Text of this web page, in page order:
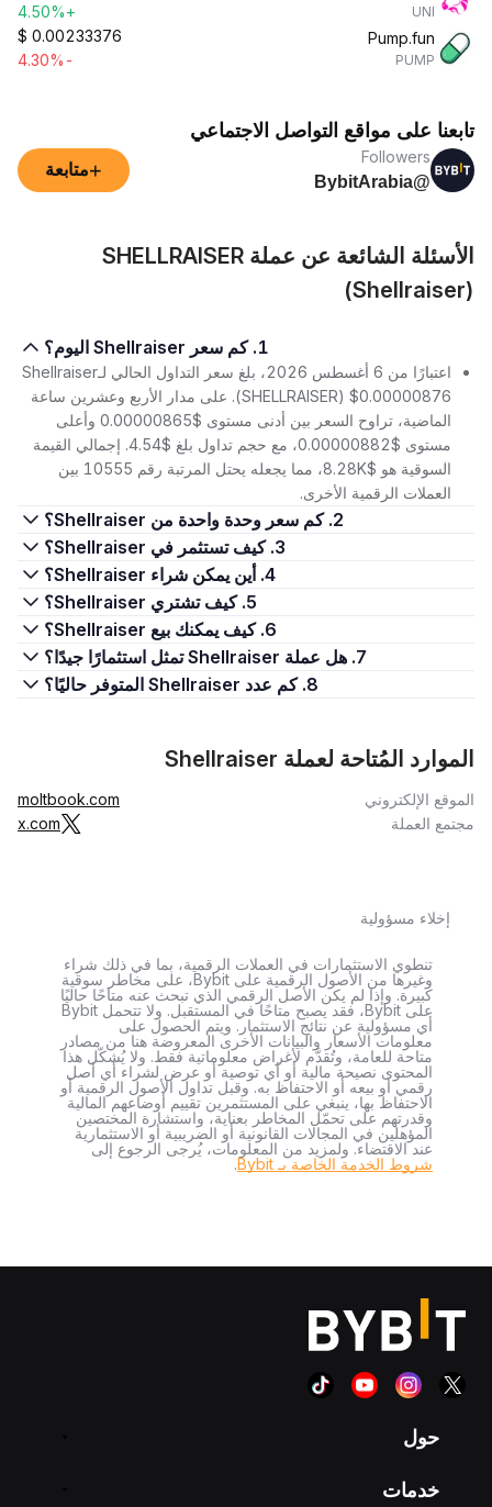
UNI
+4.50%
Pump.fun
PUMP
$ 0.00233376
-4.30%
تابعنا على مواقع التواصل الاجتماعي
Followers
@BybitArabia
+متابعة
الأسئلة الشائعة عن عملة SHELLRAISER
(Shellraiser)
1. كم سعر Shellraiser اليوم؟
اعتبارًا من 6 أغسطس 2026، بلغ سعر التداول الحالي لـShellraiser
(SHELLRAISER) $0.00000876. على مدار الأربع وعشرين ساعة
الماضية، تراوح السعر بين أدنى مستوى $0.00000865 وأعلى
مستوى $0.00000882، مع حجم تداول بلغ $4.54. إجمالي القيمة
السوقية هو $8.28K، مما يجعله يحتل المرتبة رقم 10555 بين
العملات الرقمية الأخرى.
2. كم سعر وحدة واحدة من Shellraiser؟
3. كيف تستثمر في Shellraiser؟
4. أين يمكن شراء Shellraiser؟
5. كيف تشتري Shellraiser؟
6. كيف يمكنك بيع Shellraiser؟
7. هل عملة Shellraiser تمثل استثمارًا جيدًا؟
8. كم عدد Shellraiser المتوفر حاليًا؟
الموارد المُتاحة لعملة Shellraiser
الموقع الإلكتروني
moltbook.com
مجتمع العملة
x.com
إخلاء مسؤولية
تنطوي الاستثمارات في العملات الرقمية، بما في ذلك شراء
وغيرها من الأصول الرقمية على Bybit، على مخاطر سوقية
كبيرة. وإذا لم يكن الأصل الرقمي الذي تبحث عنه متاحًا حاليًا
على Bybit، فقد يصبح متاحًا في المستقبل. ولا تتحمل Bybit
أي مسؤولية عن نتائج الاستثمار. ويتم الحصول على
معلومات الأسعار والبيانات الأخرى المعروضة هنا من مصادر
متاحة للعامة، وتُقدَّم لأغراض معلوماتية فقط. ولا يُشكّل هذا
المحتوى نصيحة مالية أو أي توصية أو عرض لشراء أي أصل
رقمي أو بيعه أو الاحتفاظ به. وقبل تداول الأصول الرقمية أو
الاحتفاظ بها، ينبغي على المستثمرين تقييم أوضاعهم المالية
وقدرتهم على تحمّل المخاطر بعناية، واستشارة المختصين
المؤهلين في المجالات القانونية أو الضريبية أو الاستثمارية
عند الاقتضاء. ولمزيد من المعلومات، يُرجى الرجوع إلى
شروط الخدمة الخاصة بـ Bybit
.
حول
خدمات